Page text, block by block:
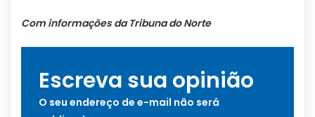
Com informações da Tribuna do Norte
Escreva sua opinião
O seu endereço de e-mail não será